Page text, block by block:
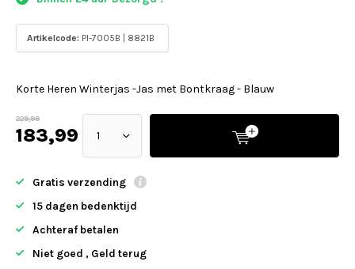
Artikelcode: PI-7005B | 8821B
Korte Heren Winterjas -Jas met Bontkraag - Blauw
229,99
183,99
Gratis verzending
15 dagen bedenktijd
Achteraf betalen
Niet goed , Geld terug